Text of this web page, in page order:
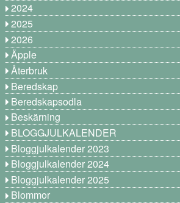
2024
2025
2026
Äpple
Återbruk
Beredskap
Beredskapsodla
Beskärning
BLOGGJULKALENDER
Bloggjulkalender 2023
Bloggjulkalender 2024
Bloggjulkalender 2025
Blommor